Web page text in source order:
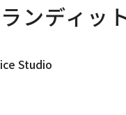
ンディッ
Studio